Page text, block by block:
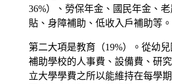
36%）、勞保年金、國民年金、
貼、身障補助、低收入戶補助等。
第二大項是教育（19%）。從幼
補助學校的人事費、設備費、研
立大學學費之所以能維持在每學